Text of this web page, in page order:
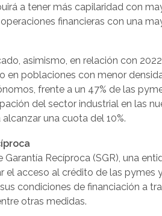
a tener más capilaridad con
financieras con una
asimismo, en relación con
en poblaciones con menor
frente a un 47% de las
del sector industrial en las
una cuota del 10%.
Garantía Recíproca (SGR), una
el acceso al crédito de las pymes
condiciones de financiación a
otras medidas.